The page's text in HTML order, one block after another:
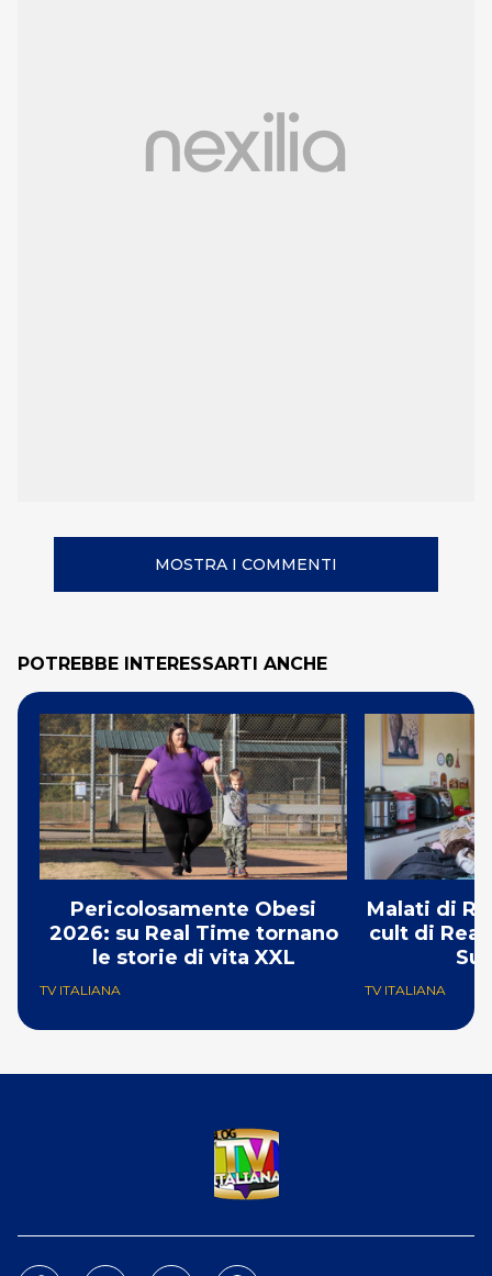
MOSTRA I COMMENTI
POTREBBE INTERESSARTI ANCHE
Pericolosamente Obesi
2026: su Real Time tornano
le storie di vita XXL
TV ITALIANA
Malati di
cult di
TV ITALIANA